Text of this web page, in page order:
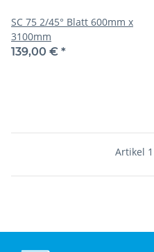
SC 75 2/45° Blatt 600mm x
3100mm
139,00 € *
Artikel